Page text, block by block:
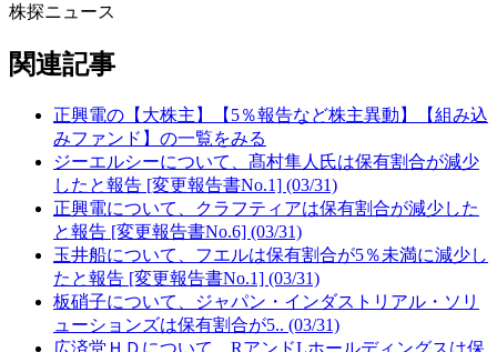
株探ニュース
関連記事
正興電の【大株主】【5％報告など株主異動】【組み込
みファンド】の一覧をみる
ジーエルシーについて、髙村隼人氏は保有割合が減少
したと報告 [変更報告書No.1] (03/31)
正興電について、クラフティアは保有割合が減少した
と報告 [変更報告書No.6] (03/31)
玉井船について、フエルは保有割合が5％未満に減少し
たと報告 [変更報告書No.1] (03/31)
板硝子について、ジャパン・インダストリアル・ソリ
ューションズは保有割合が5.. (03/31)
広済堂ＨＤについて、RアンドLホールディングスは保